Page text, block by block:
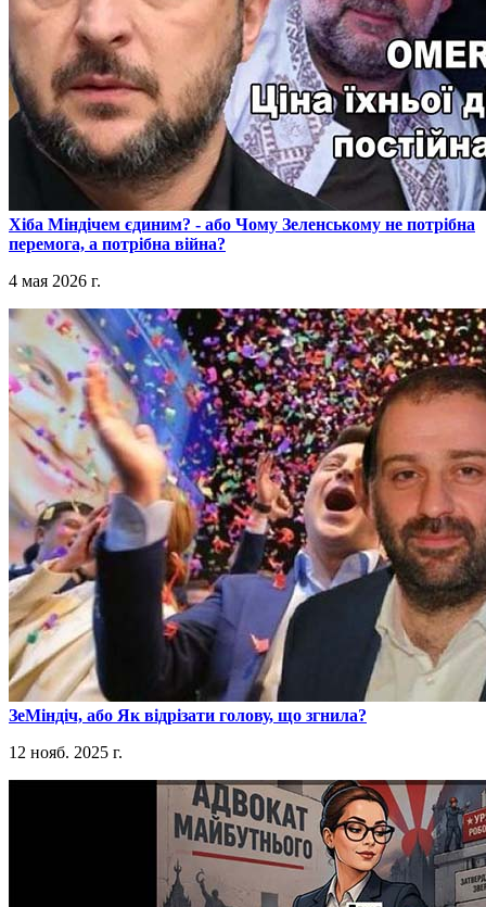
​Хіба Міндічем єдиним? - або Чому Зеленському не потрібна
перемога, а потрібна війна?
4 мая 2026 г.
​ЗеМіндіч, або Як відрізати голову, що згнила?
12 нояб. 2025 г.